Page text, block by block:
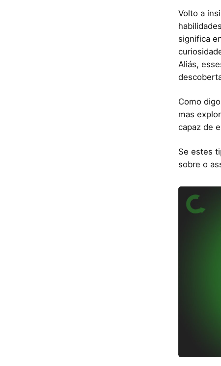
Volto a
significa
Aliás,
Como
mas
capaz de
Se estes
sobre o